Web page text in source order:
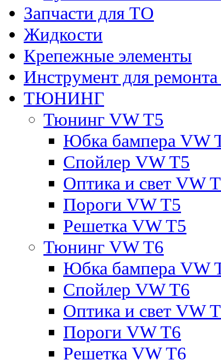
Запчасти для ТО
Жидкости
Крепежные элементы
Инструмент для
ТЮНИНГ
Тюнинг VW T5
Юбка бампера VW
Спойлер VW T5
Оптика и свет VW
Пороги VW T5
Решетка VW T5
Тюнинг VW T6
Юбка бампера VW
Спойлер VW T6
Оптика и свет VW
Пороги VW T6
Решетка VW T6